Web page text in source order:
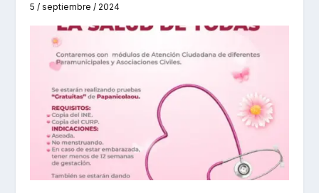
5 / septiembre / 2024